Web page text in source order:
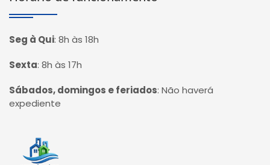
Seg à Qui: 8h às 18h
Sexta: 8h às 17h
Sábados, domingos e feriados: Não haverá
expediente
Página inicial